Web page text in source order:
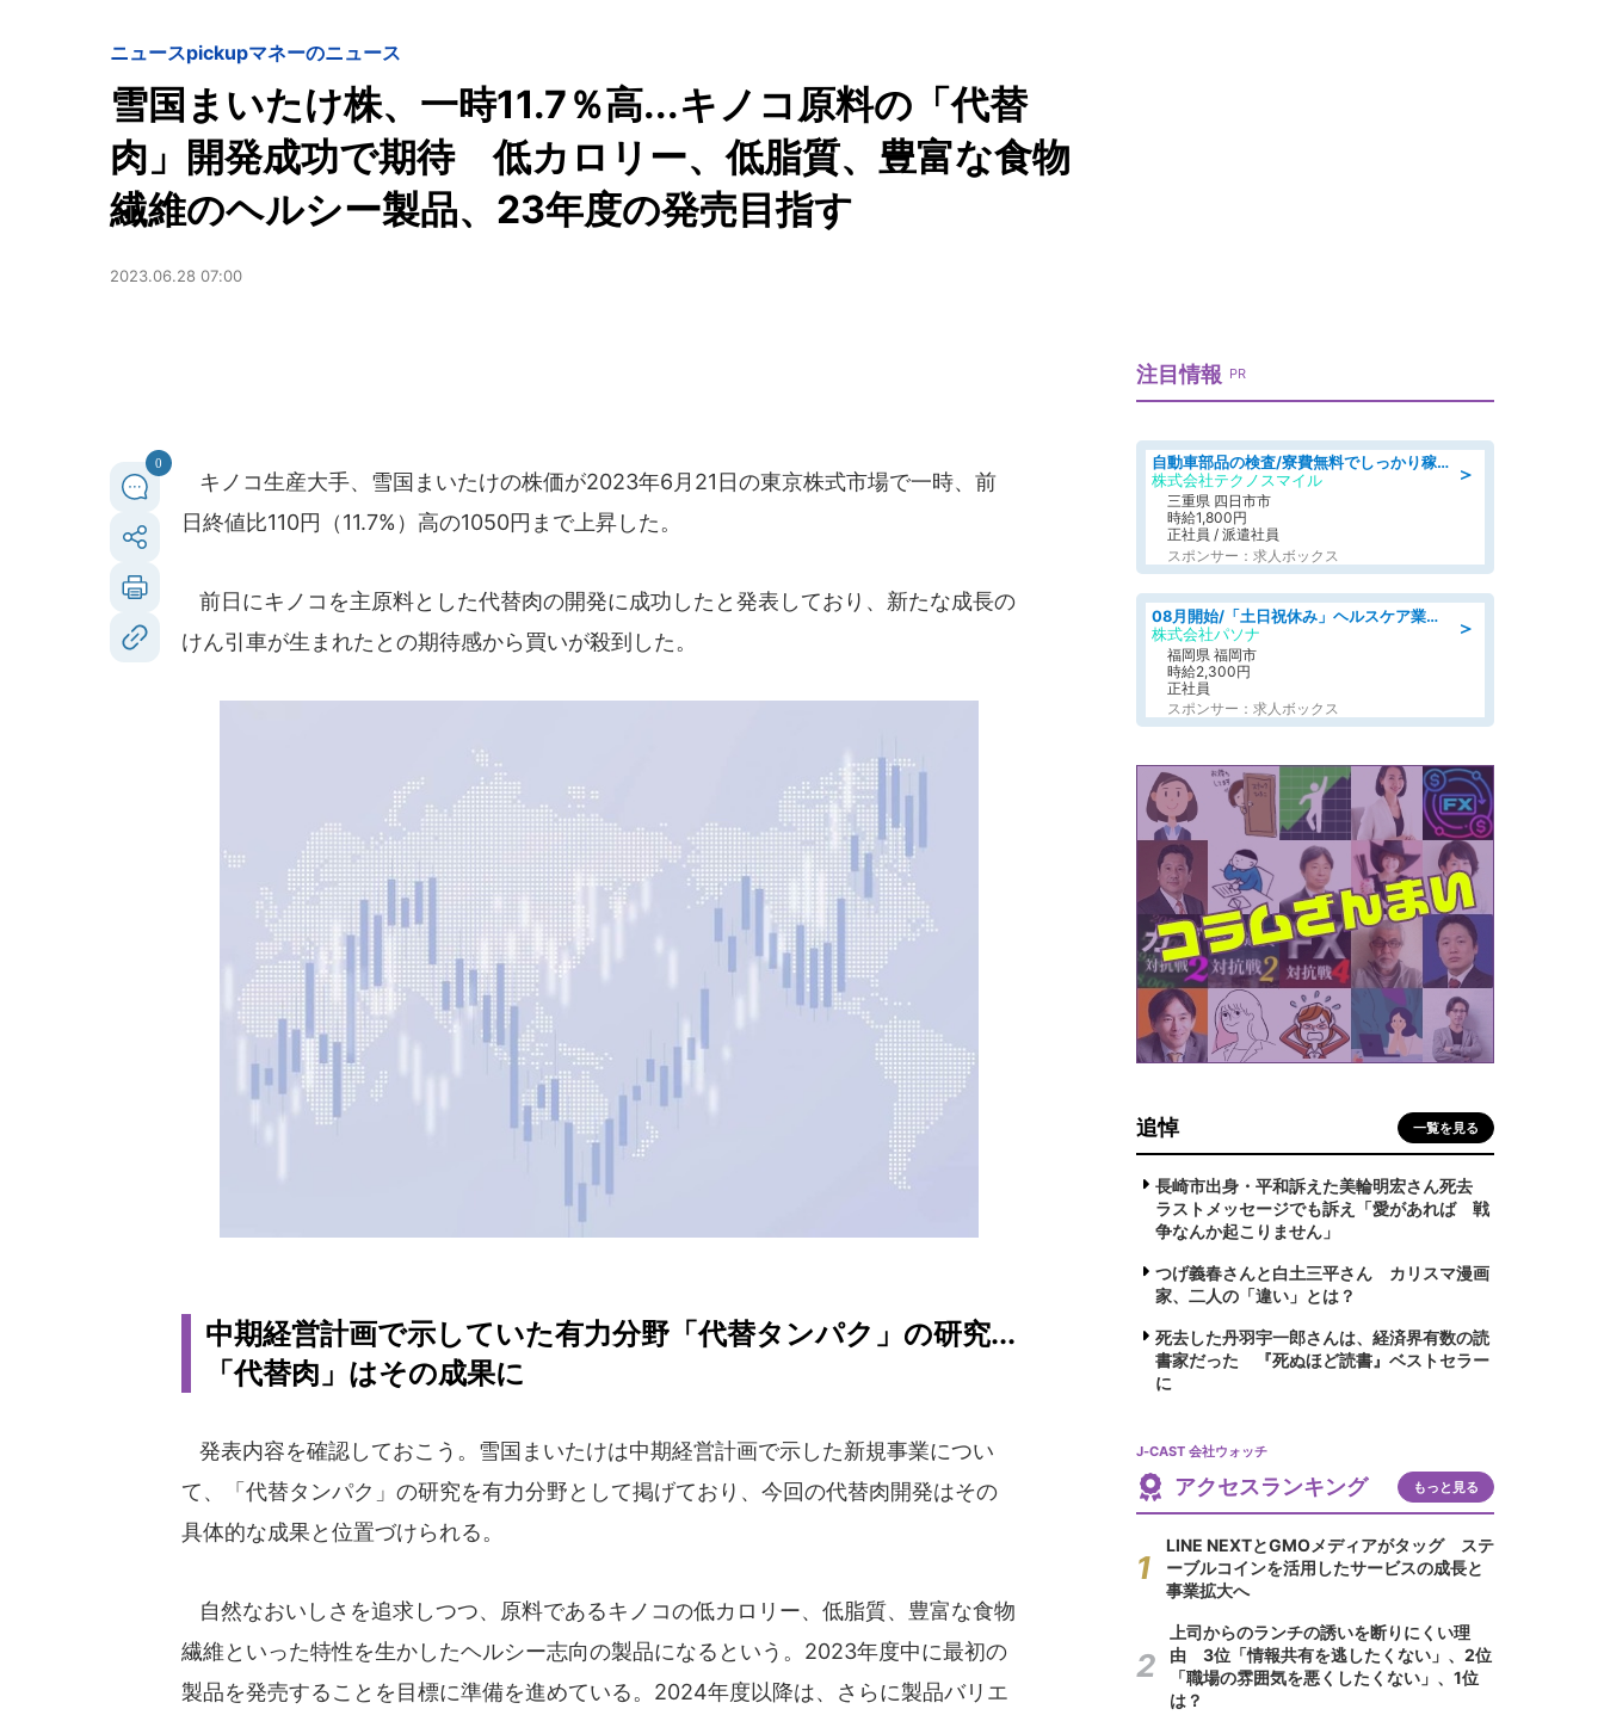
ニュースpickupマネーのニュース
雪国まいたけ株、一時11.7％高...キノコ原料の「代替
肉」開発成功で期待 低カロリー、低脂質、豊富な食物
繊維のヘルシー製品、23年度の発売目指す
2023.06.28 07:00
0
キノコ生産大手、雪国まいたけの株価が2023年6月21日の東京株式市場で一時、前
日終値比110円（11.7%）高の1050円まで上昇した。
前日にキノコを主原料とした代替肉の開発に成功したと発表しており、新たな成長の
けん引車が生まれたとの期待感から買いが殺到した。
中期経営計画で示していた有力分野「代替タンパク」の研究...
「代替肉」はその成果に
発表内容を確認しておこう。雪国まいたけは中期経営計画で示した新規事業につい
て、「代替タンパク」の研究を有力分野として掲げており、今回の代替肉開発はその
具体的な成果と位置づけられる。
自然なおいしさを追求しつつ、原料であるキノコの低カロリー、低脂質、豊富な食物
繊維といった特性を生かしたヘルシー志向の製品になるという。2023年度中に最初の
製品を発売することを目標に準備を進めている。2024年度以降は、さらに製品バリエ
注目情報 PR
＞
自動車部品の検査/寮費無料でしっかり稼げる denso aichi
株式会社テクノスマイル
三重県 四日市市
時給1,800円
正社員 / 派遣社員
スポンサー：求人ボックス
＞
08月開始/「土日祝休み」ヘルスケア業界の産業保健師/高時給/未経験OK/要資格:保健師、正看護師
株式会社パソナ
福岡県 福岡市
時給2,300円
正社員
スポンサー：求人ボックス
追悼 一覧を見る
長崎市出身・平和訴えた美輪明宏さん死去
ラストメッセージでも訴え「愛があれば 戦
争なんか起こりません」
つげ義春さんと白土三平さん カリスマ漫画
家、二人の「違い」とは？
死去した丹羽宇一郎さんは、経済界有数の読
書家だった 『死ぬほど読書』ベストセラー
に
J-CAST 会社ウォッチ
アクセスランキング もっと見る
LINE NEXTとGMOメディアがタッグ ステ
ーブルコインを活用したサービスの成長と
事業拡大へ
上司からのランチの誘いを断りにくい理
由 3位「情報共有を逃したくない」、2位
「職場の雰囲気を悪くしたくない」、1位
は？